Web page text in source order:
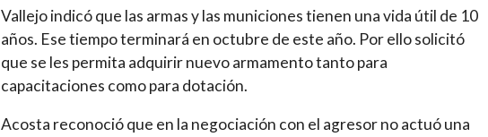
Vallejo indicó que las armas y las municiones tienen una vida útil de 10
años. Ese tiempo terminará en octubre de este año. Por ello solicitó
que se les permita adquirir nuevo armamento tanto para
capacitaciones como para dotación.
Acosta reconoció que en la negociación con el agresor no actuó una